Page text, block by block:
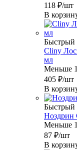
118 ₽/шт
В
Быстрый
Cliny
мл
Меньше
405 ₽/шт
В
Быстрый
Ноздрин
Меньше
87 ₽/шт
В